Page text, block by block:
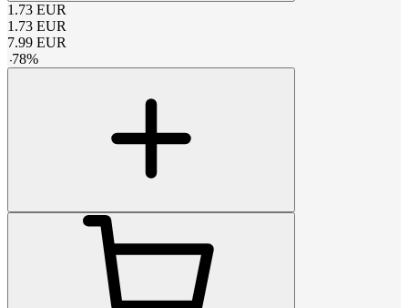
1.73 EUR
1.73 EUR
7.99 EUR
-78%